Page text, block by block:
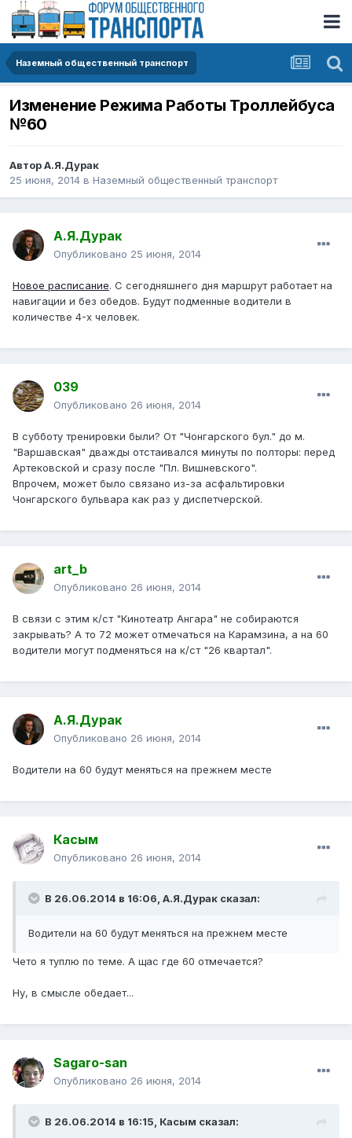
Наземный общественный транспорт
Изменение Pежима Pаботы Троллейбуса
№60
АвторА.Я.Дурак
25 июня, 2014 в Наземный общественный транспорт
А.Я.Дурак
Опубликовано 25 июня, 2014
Новое расписание. С сегодняшнего дня маршрут работает на
навигации и без обедов. Будут подменные водители в
количестве 4-х человек.
039
Опубликовано 26 июня, 2014
В субботу тренировки были? От "Чонгарского бул." до м.
"Варшавская" дважды отстаивался минуты по полторы: перед
Артековской и сразу после "Пл. Вишневского".
Впрочем, может было связано из-за асфальтировки
Чонгарского бульвара как раз у диспетчерской.
art_b
Опубликовано 26 июня, 2014
В связи с этим к/ст "Кинотеатр Ангара" не собираются
закрывать? А то 72 может отмечаться на Карамзина, а на 60
водители могут подменяться на к/ст "26 квартал".
А.Я.Дурак
Опубликовано 26 июня, 2014
Водители на 60 будут меняться на прежнем месте
Касым
Опубликовано 26 июня, 2014
В 26.06.2014 в 16:06, А.Я.Дурак сказал:
Водители на 60 будут меняться на прежнем месте
Чето я туплю по теме. А щас где 60 отмечается?
Ну, в смысле обедает...
Sagaro-san
Опубликовано 26 июня, 2014
В 26.06.2014 в 16:15, Касым сказал: